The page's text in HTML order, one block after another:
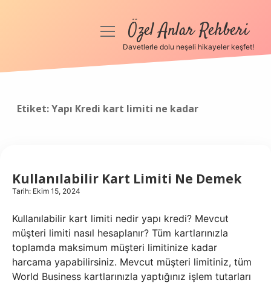
Anasayfa
menüyüÖzel Anlar Rehberi
Davetlerle dolu neşeli hikayeler keşfet!
Etiket:Yapı Kredi kart limiti ne kadar
Kullanılabilir Kart Limiti Ne Demek
Tarih: Ekim 15, 2024
Kullanılabilir kart limiti nedir yapı kredi? Mevcut
müşteri limiti nasıl hesaplanır? Tüm kartlarınızla
toplamda maksimum müşteri limitinize kadar
harcama yapabilirsiniz. Mevcut müşteri limitiniz, tüm
World Business kartlarınızla yaptığınız işlem tutarları